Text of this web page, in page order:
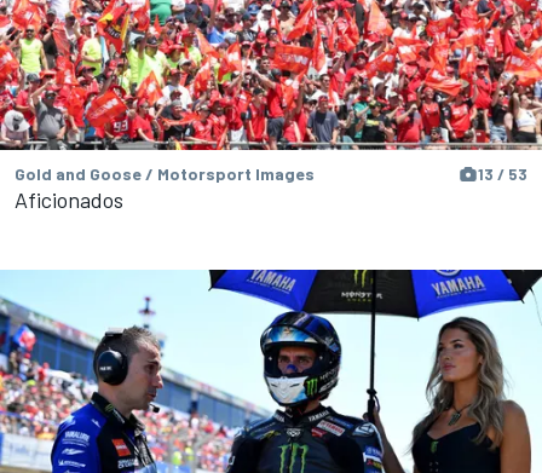
Gold and Goose / Motorsport Images 13 / 53
Aficionados